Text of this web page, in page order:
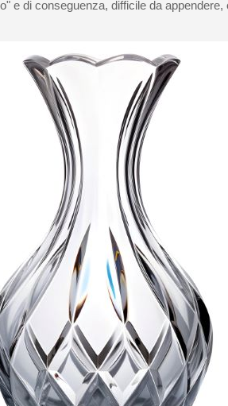
10€ di
e di conseguenza, difficile da